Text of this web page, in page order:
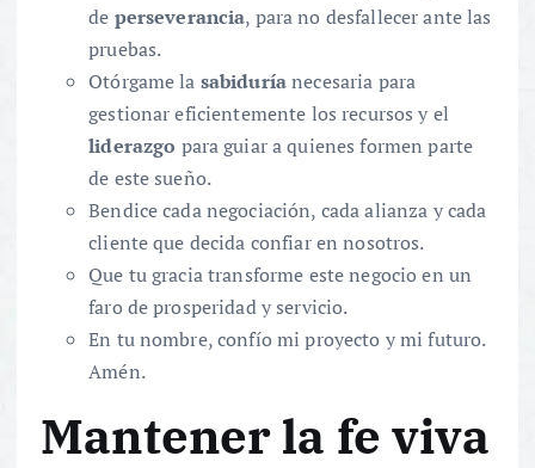
de perseverancia, para no desfallecer ante las
pruebas.
Otórgame la sabiduríanecesaria para
gestionar eficientemente los recursos y el
liderazgo para guiar a quienes formen parte
de este sueño.
Bendice cada negociación, cada alianza y cada
cliente que decida confiar en nosotros.
Que tu gracia transforme este negocio en un
faro de prosperidad y servicio.
En tu nombre, confío mi proyecto y mi futuro.
Amén.
Mantener la fe viva